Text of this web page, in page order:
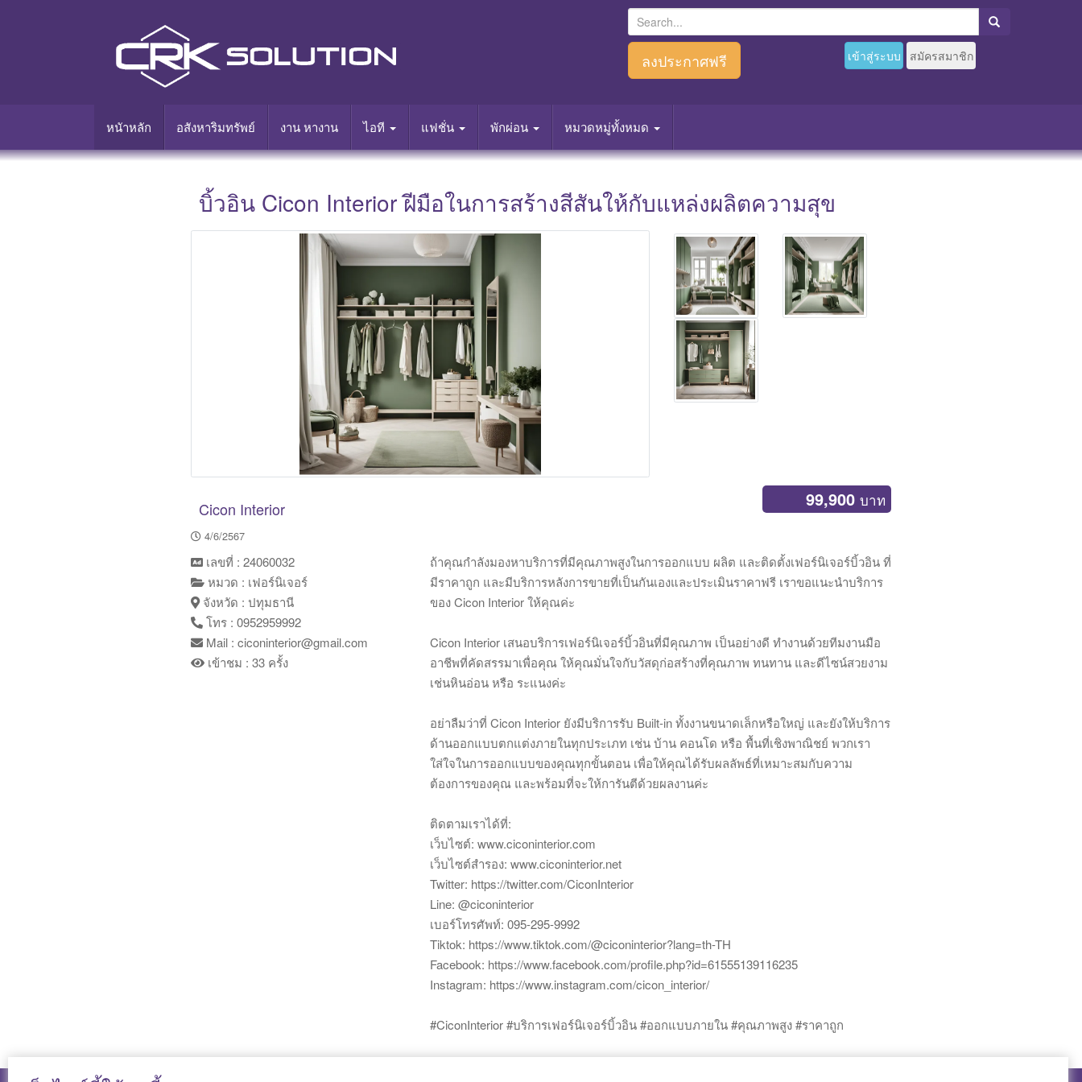
e
r
f
o
:
ลงประกาศฟรี เข้าสู่ระบบ สมัครสมาชิก
หนัาหลัก อสังหาริมทรัพย์ งาน หางาน ไอที แฟชั่น พักผ่อน หมวดหมู่ทั้งหมด
บิ้วอิน Cicon Interior ฝีมือในการสร้างสีสันให้กับแหล่งผลิตความสุข
Main Photo
Cicon Interior
4/6/2567
99,900 บาท
ถ้าคุณกำลังมองหาบริการที่มีคุณภาพสูงในการออกแบบ ผลิต และติดตั้งเฟอร์นิเจอร์บิ้วอิน ที่
มีราคาถูก และมีบริการหลังการขายที่เป็นกันเองและประเมินราคาฟรี เราขอแนะนำบริการ
ของ Cicon Interior ให้คุณค่ะ
Cicon Interior เสนอบริการเฟอร์นิเจอร์บิ้วอินที่มีคุณภาพ เป็นอย่างดี ทำงานด้วยทีมงานมือ
อาชีพที่คัดสรรมาเพื่อคุณ ให้คุณมั่นใจกับวัสดุก่อสร้างที่คุณภาพ ทนทาน และดีไซน์สวยงาม
เช่นหินอ่อน หรือ ระแนงค่ะ
อย่าลืมว่าที่ Cicon Interior ยังมีบริการรับ Built-in ทั้งงานขนาดเล็กหรือใหญ่ และยังให้บริการ
ด้านออกแบบตกแต่งภายในทุกประเภท เช่น บ้าน คอนโด หรือ พื้นที่เชิงพาณิชย์ พวกเรา
ใส่ใจในการออกแบบของคุณทุกขั้นตอน เพื่อให้คุณได้รับผลลัพธ์ที่เหมาะสมกับความ
ต้องการของคุณ และพร้อมที่จะให้การันตีด้วยผลงานค่ะ
ติดตามเราได้ที่:
เว็บไซต์: www.ciconinterior.com
เว็บไซต์สำรอง: www.ciconinterior.net
Twitter: https://twitter.com/CiconInterior
Line: @ciconinterior
เบอร์โทรศัพท์: 095-295-9992
Tiktok: https://www.tiktok.com/@ciconinterior?lang=th-TH
Facebook: https://www.facebook.com/profile.php?id=61555139116235
Instagram: https://www.instagram.com/cicon_interior/
#CiconInterior #บริการเฟอร์นิเจอร์บิ้วอิน #ออกแบบภายใน #คุณภาพสูง #ราคาถูก
เลขที่ : 24060032
หมวด : เฟอร์นิเจอร์
จังหวัด : ปทุมธานี
โทร : 0952959992
Mail : ciconinterior@gmail.com
เข้าชม : 33 ครั้ง